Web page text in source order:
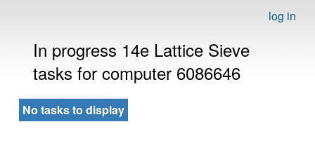
log in
In progress 14e Lattice Sieve
tasks for computer 6086646
No tasks to display